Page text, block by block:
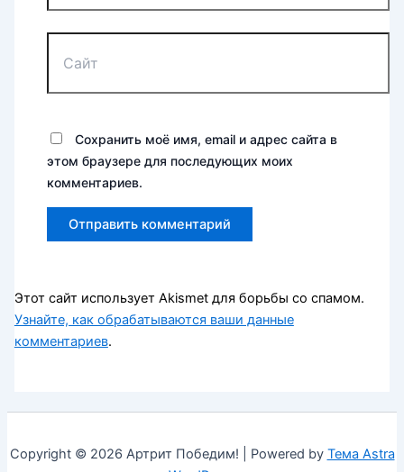
Сохранить моё имя, email и адрес сайта в
этом браузере для последующих моих
комментариев.
Этот сайт использует Akismet для борьбы со спамом.
Узнайте, как обрабатываются ваши данные
комментариев.
Copyright © 2026 Артрит Победим! | Powered by Тема Astra